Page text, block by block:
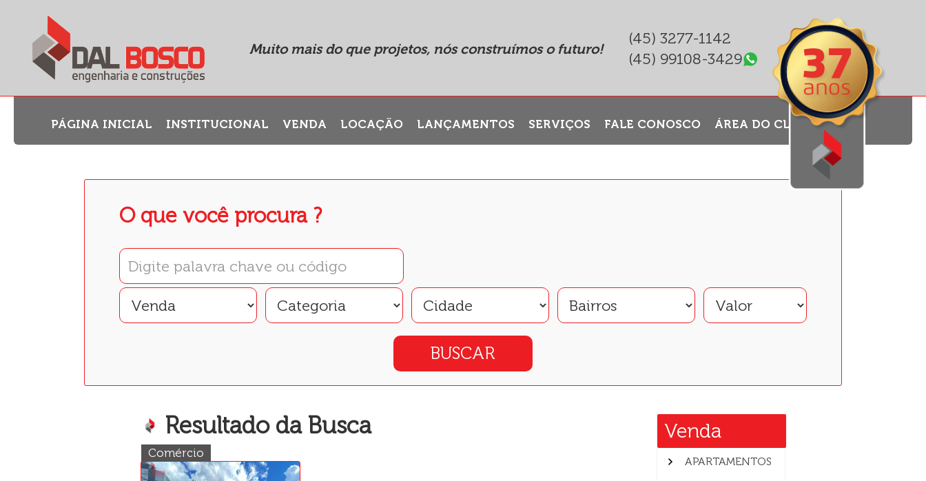
Muito mais do que projetos, nós construímos o futuro!
(45) 3277-1142
(45) 99108-3429
PÁGINA INICIAL INSTITUCIONAL VENDA LOCAÇÃO LANÇAMENTOS SERVIÇOS FALE CONOSCO ÁREA DO CLIENTE
O que você procura ?
Venda
APARTAMENTOS
Resultado da Busca
Comércio